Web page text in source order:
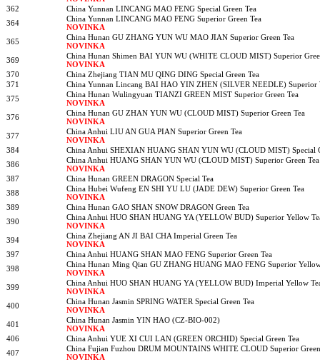
362
China Yunnan LINCANG MAO FENG Special Green Tea
364
China Yunnan LINCANG MAO FENG Superior Green Tea
NOVINKA
365
China Hunan GU ZHANG YUN WU MAO JIAN Superior Green Tea
NOVINKA
369
China Hunan Shimen BAI YUN WU (WHITE CLOUD MIST) Superior
NOVINKA
370
China Zhejiang TIAN MU QING DING Special Green Tea
371
China Yunnan Lincang BAI HAO YIN ZHEN (SILVER NEEDLE) Superior
375
China Hunan Wulingyuan TIANZI GREEN MIST Superior Green Tea
NOVINKA
376
China Hunan GU ZHAN YUN WU (CLOUD MIST) Superior Green Tea
NOVINKA
377
China Anhui LIU AN GUA PIAN Superior Green Tea
NOVINKA
384
China Anhui SHEXIAN HUANG SHAN YUN WU (CLOUD MIST) Special
386
China Anhui HUANG SHAN YUN WU (CLOUD MIST) Superior Green Tea
NOVINKA
387
China Hunan GREEN DRAGON Special Tea
388
China Hubei Wufeng EN SHI YU LU (JADE DEW) Superior Green Tea
NOVINKA
389
China Hunan GAO SHAN SNOW DRAGON Green Tea
390
China Anhui HUO SHAN HUANG YA (YELLOW BUD) Superior Yellow
NOVINKA
394
China Zhejiang AN JI BAI CHA Imperial Green Tea
NOVINKA
397
China Anhui HUANG SHAN MAO FENG Superior Green Tea
398
China Hunan Ming Qian GU ZHANG HUANG MAO FENG Superior
NOVINKA
399
China Anhui HUO SHAN HUANG YA (YELLOW BUD) Imperial Yellow
NOVINKA
400
China Hunan Jasmin SPRING WATER Special Green Tea
NOVINKA
401
China Hunan Jasmin YIN HAO (CZ-BIO-002)
NOVINKA
406
China Anhui YUE XI CUI LAN (GREEN ORCHID) Special Green Tea
407
China Fujian Fuzhou DRUM MOUNTAINS WHITE CLOUD Superior
NOVINKA